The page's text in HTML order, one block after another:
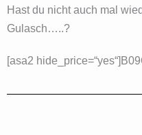
Hast du nicht auch mal
Gulasch…..?
[asa2